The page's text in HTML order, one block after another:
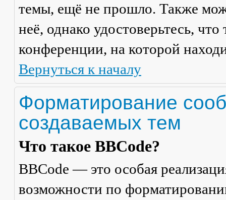
темы, ещё не прошло. Также
неё, однако удостоверьтесь,
конференции, на которой
Вернуться к началу
Форматирование
создаваемых тем
Что такое BBCode?
BBCode — это особая
возможности по